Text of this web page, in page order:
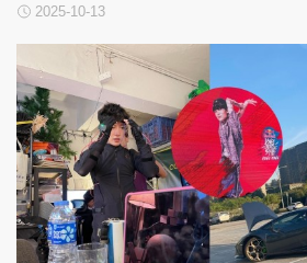
2025-10-13